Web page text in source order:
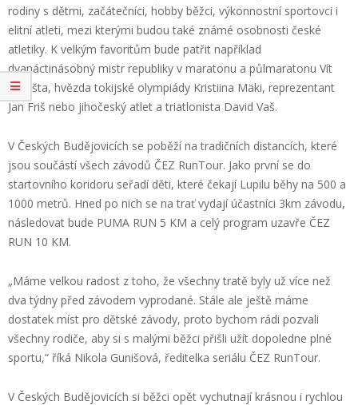
rodiny s dětmi, začátečníci, hobby běžci, výkonnostní sportovci i
elitní atleti, mezi kterými budoutaké známé osobnosti české
atletiky. K velkým favoritům bude patřit například
dvanáctinásobný mistr republiky v maratonu a půlmaratonu Vít
Pavlišta, hvězda tokijské olympiády Kristiina Mäki, reprezentant
Jan Friš nebo jihočeský atlet a triatlonista David Vaš.
V Českých Budějovicích se poběží na tradičních distancích, které
jsou součástí všech závodů ČEZ RunTour. Jako první se do
startovního koridoru seřadí děti, které čekají Lupilu běhy na 500 a
1000 metrů. Hned po nich se na trať vydají účastníci 3km závodu,
následovat bude PUMA RUN 5 KM a celý program uzavře ČEZ
RUN 10 KM.
„Máme velkou radost z toho, že všechny tratě byly už více než
dvatýdny před závodem vyprodané. Stále ale ještě máme
dostatek míst pro dětské závody, proto bychom rádi pozvali
všechny rodiče, aby si s malými běžci přišli užít dopoledne plné
sportu,“ říká Nikola Gunišová, ředitelka seriálu ČEZ RunTour.
V Českých Budějovicích si běžci opět vychutnají krásnou i rychlou